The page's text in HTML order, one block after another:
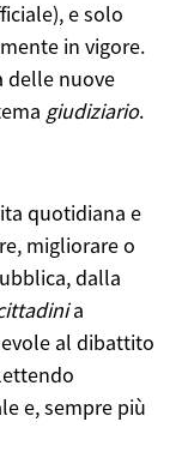
e solo
in vigore.
delle nuove
giudiziario.
quotidiana e
migliorare o
dalla
a
al dibattito
e, sempre più